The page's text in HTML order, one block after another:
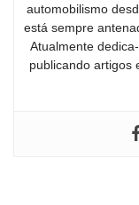
automobilismo
está sempre
Atualmente
publicando artigos